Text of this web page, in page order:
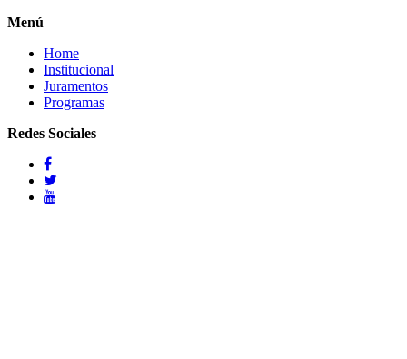
Menú
Home
Institucional
Juramentos
Programas
Redes Sociales